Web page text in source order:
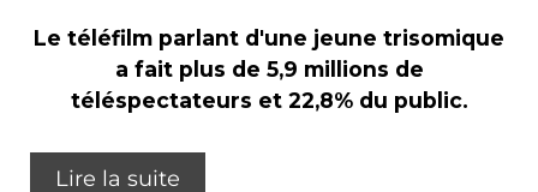
Le téléfilm parlant d'une jeune trisomique
a fait plus de 5,9 millions de
téléspectateurs et 22,8% du public.
Lire la suite